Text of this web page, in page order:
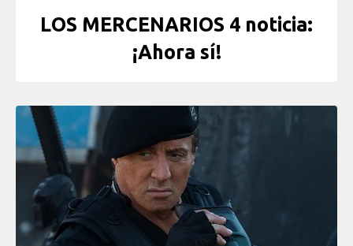
LOS MERCENARIOS 4 noticia:
¡Ahora sí!